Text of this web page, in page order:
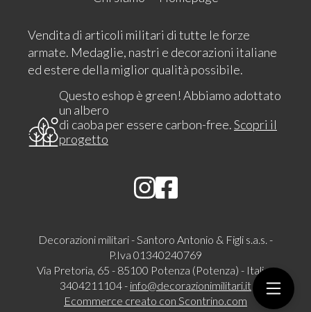
Vendita di articoli militari di tutte le forze
armate. Medaglie, nastri e decorazioni italiane
ed estere della miglior qualità possibile.
Questo eshop è green! Abbiamo adottato
un albero
di caoba per essere carbon-free.Scopri il
progetto
Decorazioni militari - Santoro Antonio & Figli s.a.s. -
P.Iva 01340240769
Via Pretoria, 65 - 85100 Potenza (Potenza) - Italia -
3404211104 - info@decorazionimilitari.it
Ecommerce creato con Scontrino.com